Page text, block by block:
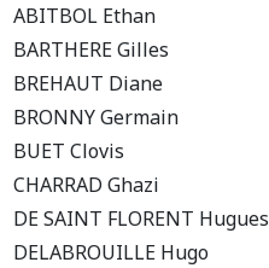
ABITBOL Ethan
BARTHERE Gilles
BREHAUT Diane
BRONNY Germain
BUET Clovis
CHARRAD Ghazi
DE SAINT FLORENT Hugues
DELABROUILLE Hugo